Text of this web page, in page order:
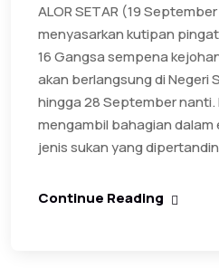
ALOR SETAR (19
menyasarkan kutipan pingat
16 Gangsa sempena
akan berlangsung di Negeri
hingga 28 September nanti.
mengambil bahagian
jenis sukan yang
Continue Reading